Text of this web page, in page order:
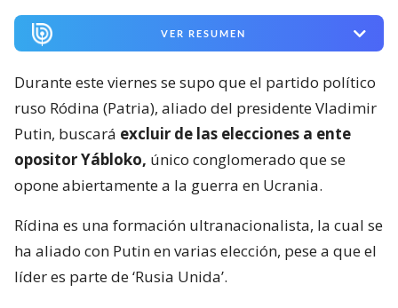
VER RESUMEN
Durante este viernes se supo que el partido político
ruso Ródina (Patria), aliado del presidente Vladimir
Putin, buscará excluir de las elecciones a ente
opositor Yábloko, único conglomerado que se
opone abiertamente a la guerra en Ucrania.
Rídina es una formación ultranacionalista, la cual se
ha aliado con Putin en varias elección, pese a que el
líder es parte de ‘Rusia Unida’.